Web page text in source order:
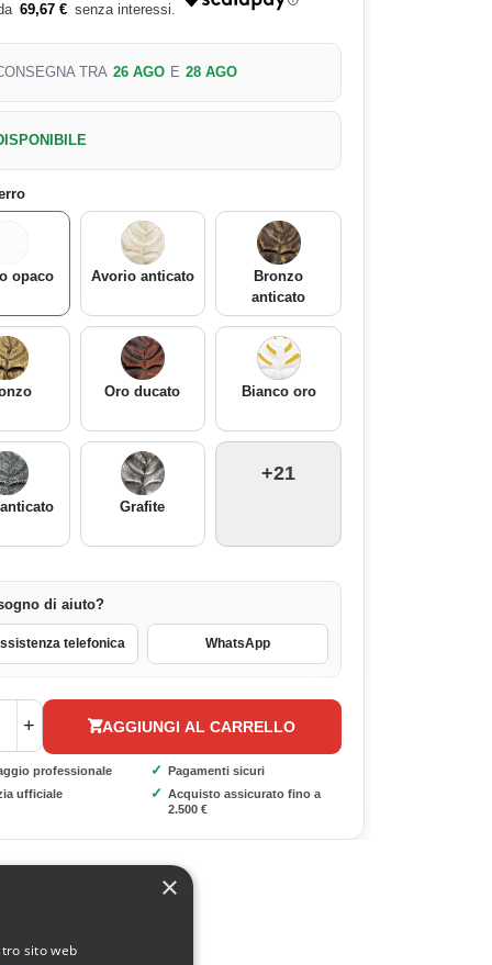
69,67 €
TRA 26 AGO E 28 AGO
opaco Avorio anticato
Bronzo
anticato
Oro ducato Bianco oro
Grafite
+21
di aiuto?
telefonica WhatsApp
+ AGGIUNGI AL CARRELLO
professionale ✓ Pagamenti sicuri
ufficiale ✓ Acquisto assicurato fino a
2.500 €
×
sito web